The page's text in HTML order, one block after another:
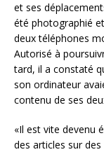
et ses
été photographié
deux téléphones
Autorisé à
tard, il a constaté
son ordinateur
contenu de ses
«Il est vite devenu
des articles sur